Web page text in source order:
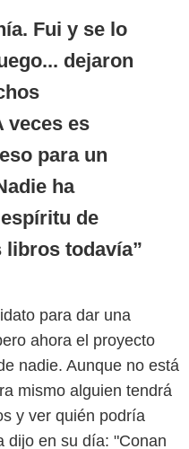
Fui y se lo
dejaron
veces es
para un
ha
de
libros todavía
para dar una
ahora el proyecto
nadie. Aunque no está
mismo alguien tendrá
y ver quién podría
dijo en su día: "Conan